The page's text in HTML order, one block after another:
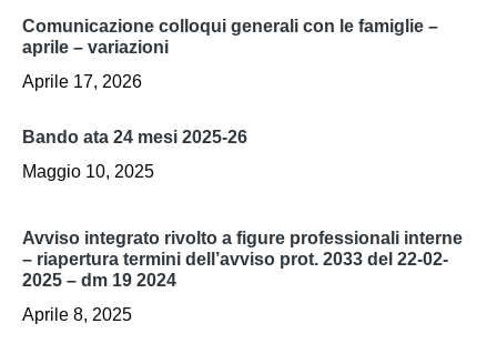
comunicazione colloqui generali con le famiglie –
aprile – variazioni
Aprile 17, 2026
bando ata 24 mesi 2025-26
Maggio 10, 2025
avviso integrato rivolto a figure professionali interne
– riapertura termini dell’avviso prot. 2033 del 22-02-
2025 – dm 19 2024
Aprile 8, 2025